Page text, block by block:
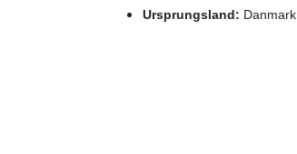
Ursprungsland: Danmark